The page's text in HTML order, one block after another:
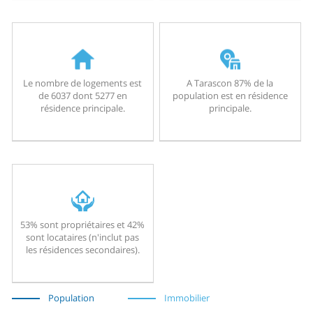
Le nombre de logements est
de 6037 dont 5277 en
résidence principale.
A Tarascon 87% de la
population est en résidence
principale.
53% sont propriétaires et 42%
sont locataires (n'inclut pas
les résidences secondaires).
Population Immobilier